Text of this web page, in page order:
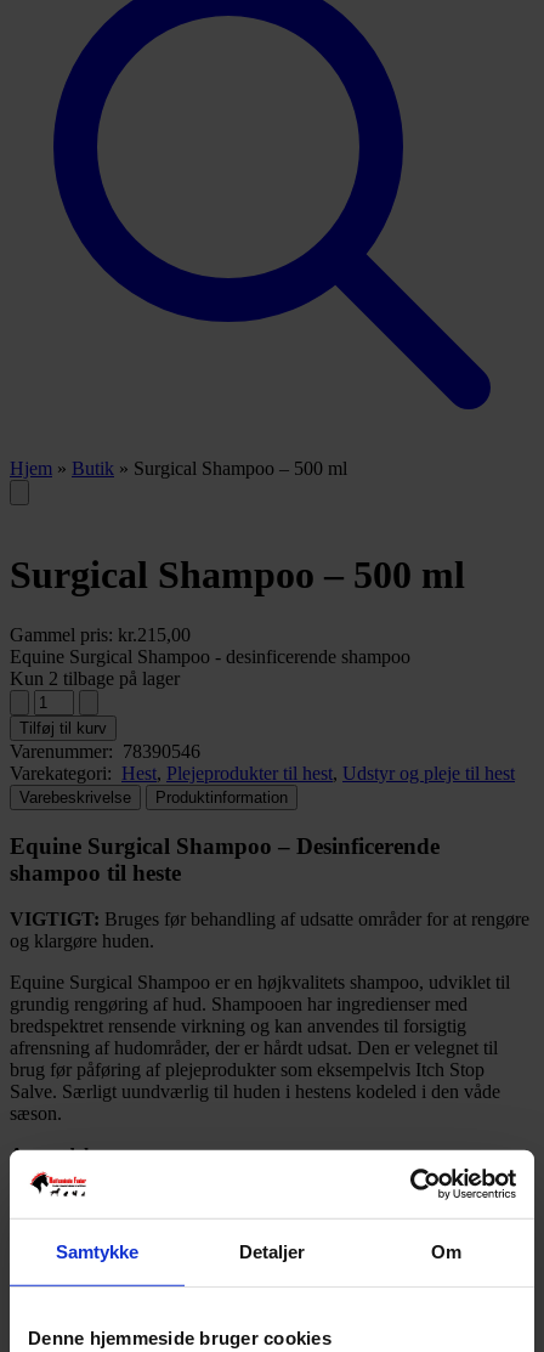
Samtykke Detaljer Om
Denne hjemmeside bruger cookies
Hjem » Butik » Surgical Shampoo – 500 ml
Surgical Shampoo – 500 ml
Gammel pris: kr.215,00
Equine Surgical Shampoo - desinficerende shampoo
Kun 2 tilbage på lager
Tilføj til kurv
Varenummer: 78390546
Varekategori: Hest, Plejeprodukter til hest, Udstyr og pleje til hest
Varebeskrivelse Produktinformation
Equine Surgical Shampoo – Desinficerende
shampoo til heste
VIGTIGT: Bruges før behandling af udsatte områder for at rengøre
og klargøre huden.
Equine Surgical Shampoo er en højkvalitets shampoo, udviklet til
grundig rengøring af hud. Shampooen har ingredienser med
bredspektret rensende virkning og kan anvendes til forsigtig
afrensning af hudområder, der er hårdt udsat. Den er velegnet til
brug før påføring af plejeprodukter som eksempelvis Itch Stop
Salve. Særligt uundværlig til huden i hestens kodeled i den våde
sæson.
Anvendelse:
Bland shampooen op med en lille mængde vand.